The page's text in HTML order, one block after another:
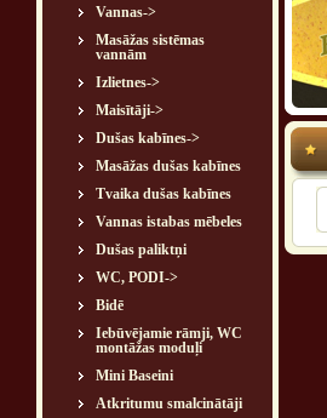
Vannas->
Masāžas sistēmas
vannām
Izlietnes->
Maisītāji->
Dušas kabīnes->
Masāžas dušas kabīnes
Tvaika dušas kabīnes
Vannas istabas mēbeles
Dušas paliktņi
WC, PODI->
Bidē
Iebūvējamie rāmji, WC
montāžas moduļi
Mini Baseini
Atkritumu smalcinātāji